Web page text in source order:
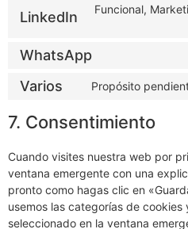
LinkedIn
Funcional,
WhatsApp
Varios Propósito
7. Consentimiento
Cuando visites nuestra web por
ventana emergente con una
pronto como hagas clic en
usemos las categorías de cookies
seleccionado en la ventana